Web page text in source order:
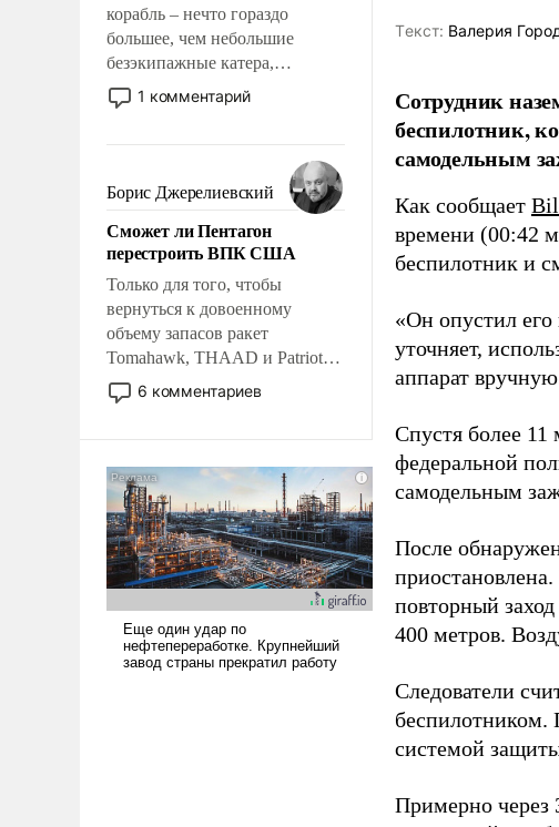
корабль – нечто гораздо
большее, чем небольшие
безэкипажные катера,
применение которых уже
стало обыденностью. Задача по
сложна и амбициозна. Однако
и ее реализация радикально
поднимет наши боевые
возможности.
1 комментарий
Борис Джерелиевский
Сможет ли Пентагон
перестроить ВПК США
Только для того, чтобы
вернуться к довоенному
объему запасов ракет
Tomahawk, THAAD и Patriot
США потребуется более трех
лет. Даже небольшая война с
Сложившаяся ситуация
означает многолетний период
уязвимости США, например,
перед Китаем.
6 комментариев
Tекст: Валерия
Сотрудник
беспилотник,
самодельным
Как сообщает
времени (00:42
беспилотник и
«Он опустил
уточняет,
аппарат
Спустя более
федеральной
самодельным
После
повторный
400 метров.
Следователи
беспилотником.
системой
Примерно через